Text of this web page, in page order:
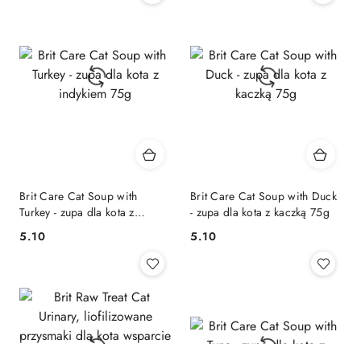
Brit Care Cat Soup with
Turkey - zupa dla kota z
Cena:
5.10
Brit Care Cat Soup with Duck
- zupa dla kota z kaczką 75g
Cena:
5.10